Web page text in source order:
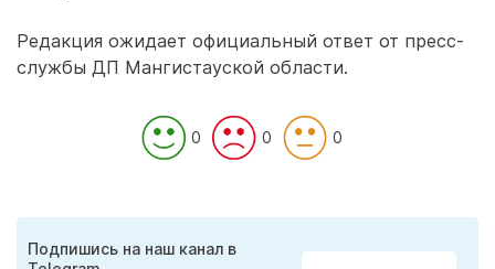
Редакция ожидает официальный ответ от пресс-
службы ДП Мангистауской области.
0 0 0
Подпишись на наш канал в